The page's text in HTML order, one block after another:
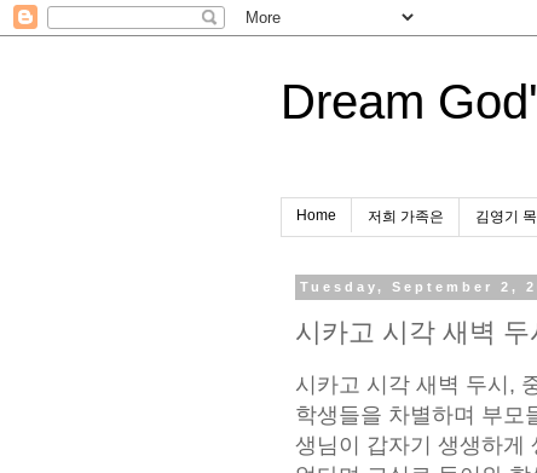
Dream
Home 저희 가족은 김영기
Tuesday, September 2,
시카고 시각 새벽 두
시카고 시각 새벽 두시,
학생들을 차별하며 부모
생님이 갑자기 생생하게